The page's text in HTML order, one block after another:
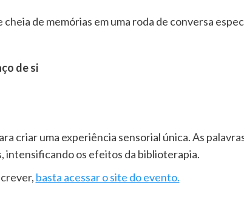
de memórias em uma roda de conversa
de si
criar uma experiência sensorial única. As
intensificando os efeitos da biblioterapia.
basta acessar o site do evento.